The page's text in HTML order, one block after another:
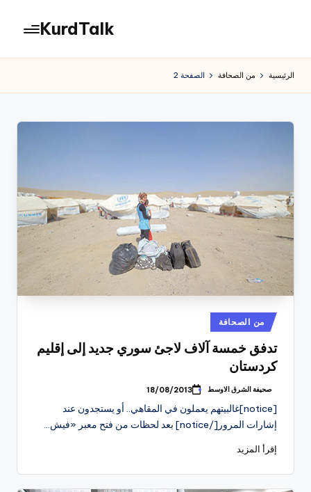
المحتوى
KurdTalk
الرئيسية من الصحافة الصفحة 2
نُشر
في
من الصحافة
تدفق خمسة آلاف لاجئ سوري جديد إلى إقليم
كردستان
تمّ
بواسطة
صحيفة الشرق الاوسط 18/08/2013
[notice]غالبيتهم يعملون في المقاهي.. أو يستجدون عند
إشارات المرور[/notice] بعد لحظات من فتح معبر «فيش…
إقرأ المزيد